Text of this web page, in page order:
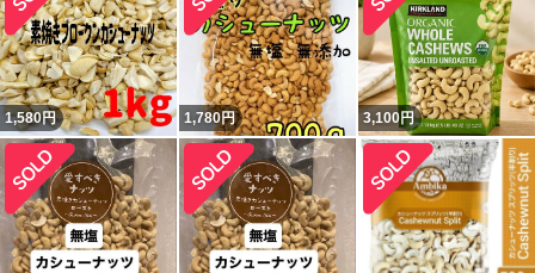
1,580円 1,780円 3,100円